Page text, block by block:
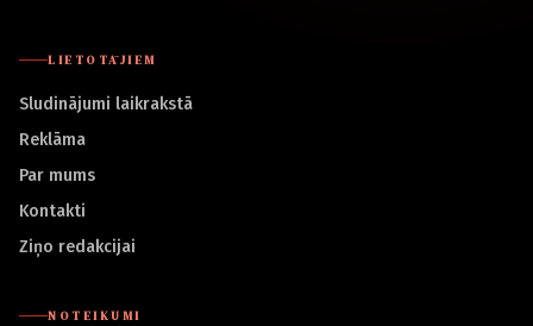
LIETOTĀJIEM
Sludinājumi laikrakstā
Reklāma
Par mums
Kontakti
Ziņo redakcijai
NOTEIKUMI